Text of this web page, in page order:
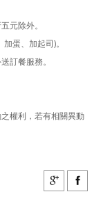
元除外。
蛋、加起司)。
訂餐服務。
權利，若有相關異動